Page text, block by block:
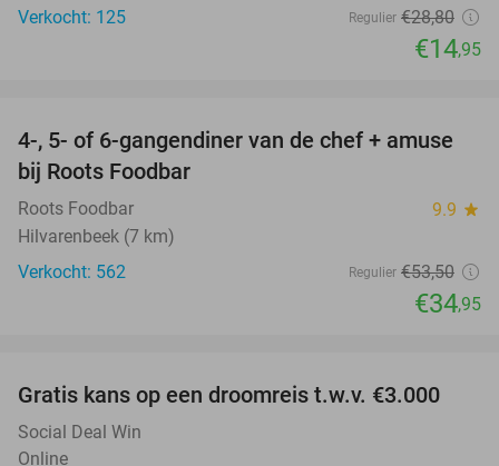
Verkocht: 125
Regulier €28,80
€14,95
35%
4-, 5- of 6-gangendiner van de chef + amuse
bij Roots Foodbar
Roots Foodbar 9.9 star
Hilvarenbeek (7 km)
Verkocht: 562
Regulier €53,50
€34,95
Gratis kans op een droomreis t.w.v. €3.000
Social Deal Win
Online